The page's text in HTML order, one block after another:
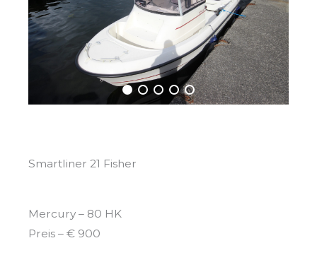
Smartliner 21 Fisher
Mercury – 80 HK
Preis – € 900